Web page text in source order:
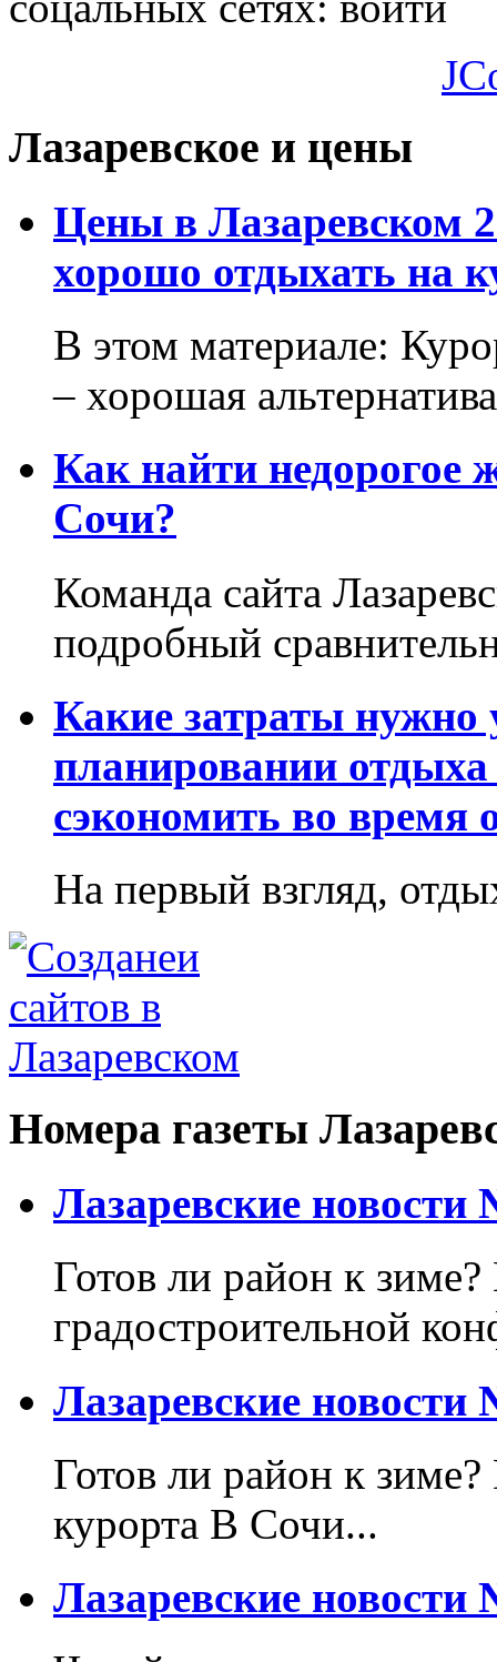
Лазаревское и цены
Цены в Лазаревском
хорошо отдыхать на
В этом материале:
– хорошая
Как найти недорогое
Сочи?
Команда сайта
подробный
Какие затраты нужно
планировании
сэкономить во время
На первый взгляд,
Номера газеты
Лазаревские новости
Готов ли район к зиме?
градостроительной
Лазаревские новости
Готов ли район к
курорта В Сочи...
Лазаревские новости